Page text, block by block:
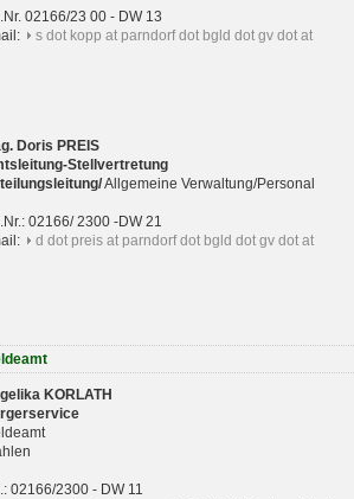
02166/23 00 - DW 13
s dot kopp at parndorf dot bgld dot gv dot at
Doris PREIS
Stellvertretung
g/Allgemeine Verwaltung/Personal
02166/ 2300 -DW 21
d dot preis at parndorf dot bgld dot gv dot at
KORLATH
02166/2300 - DW 11